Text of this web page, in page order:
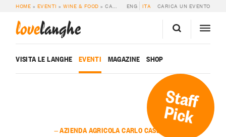
HOME » EVENTI »WINE & FOOD »CARLO CASETTA: PORTE APERTE IN CANTINA PER LA FIERA DEL TARTUFO ENG ITA CARICA UN EVENTO
lovelanghe
VISITA LE LANGHE EVENTI MAGAZINE SHOP
Staff
Pick
— AZIENDA AGRICOLA CARLO CASETTA